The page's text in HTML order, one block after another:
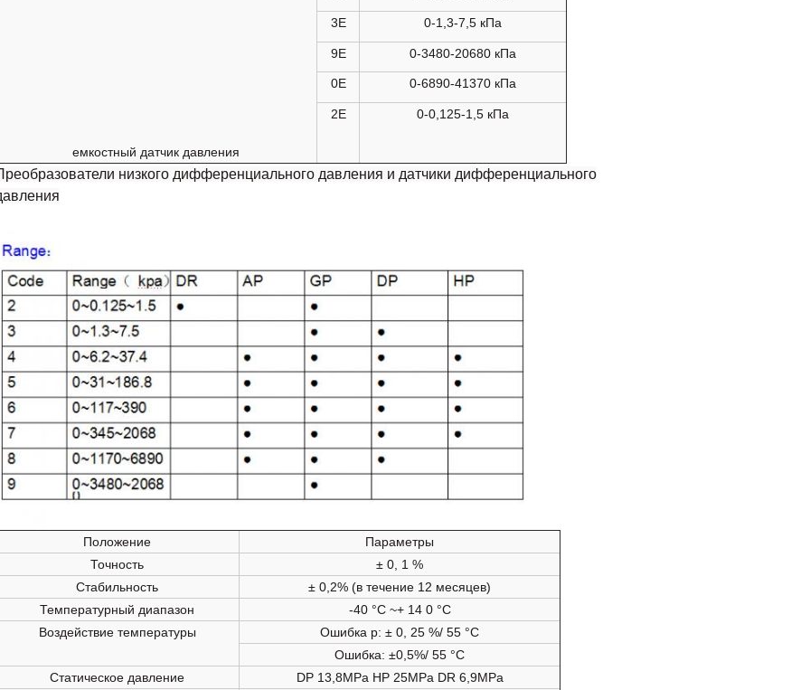
емкостный датчик давления
3E 0-1,3-7,5 кПа
9E 0-3480-20680 кПа
0E 0-6890-41370 кПа
2E 0-0,125-1,5 кПа
низкого дифференциального давления и датчики дифференциального
Положение
Параметры
Точность
± 0, 1 %
Стабильность
± 0,2% (в течение 12 месяцев)
Температурный диапазон
-40 °C ~+ 14 0 °C
Воздействие температуры
Ошибка р: ± 0, 25 %/ 55 °C
Ошибка: ±0,5%/ 55 °C
Статическое давление
DP 13,8MPa HP 25MPa DR 6,9MPa